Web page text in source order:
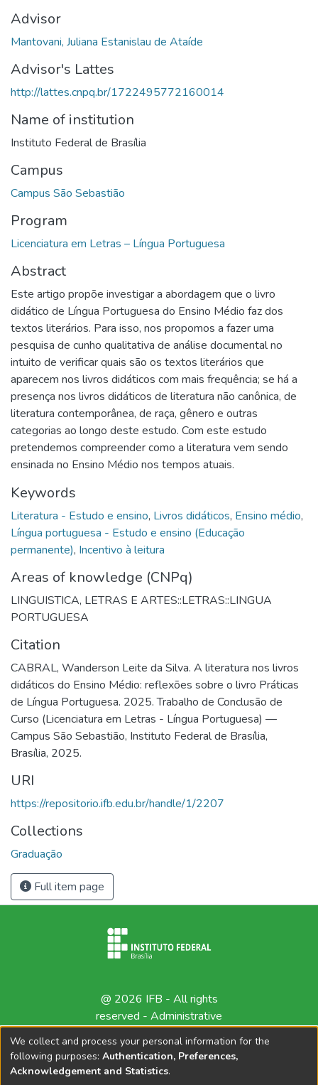
Advisor
Mantovani, Juliana Estanislau de Ataíde
Advisor's Lattes
http://lattes.cnpq.br/1722495772160014
Name of institution
Instituto Federal de Brasília
Campus
Campus São Sebastião
Program
Licenciatura em Letras – Língua Portuguesa
Abstract
Este artigo propõe investigar a abordagem que o livro
didático de Língua Portuguesa do Ensino Médio faz dos
textos literários. Para isso, nos propomos a fazer uma
pesquisa de cunho qualitativa de análise documental no
intuito de verificar quais são os textos literários que
aparecem nos livros didáticos com mais frequência; se há a
presença nos livros didáticos de literatura não canônica, de
literatura contemporânea, de raça, gênero e outras
categorias ao longo deste estudo. Com este estudo
pretendemos compreender como a literatura vem sendo
ensinada no Ensino Médio nos tempos atuais.
Keywords
Literatura - Estudo e ensino, Livros didáticos, Ensino médio,
Língua portuguesa - Estudo e ensino (Educação
permanente), Incentivo à leitura
Areas of knowledge (CNPq)
LINGUISTICA, LETRAS E ARTES::LETRAS::LINGUA
PORTUGUESA
Citation
CABRAL, Wanderson Leite da Silva. A literatura nos livros
didáticos do Ensino Médio: reflexões sobre o livro Práticas
de Língua Portuguesa. 2025. Trabalho de Conclusão de
Curso (Licenciatura em Letras - Língua Portuguesa) —
Campus São Sebastião, Instituto Federal de Brasília,
Brasília, 2025.
URI
https://repositorio.ifb.edu.br/handle/1/2207
Collections
Graduação
Full item page
@ 2026 IFB - All rights
reserved - Administrative
We collect and process your personal information for the
following purposes: Authentication, Preferences,
Acknowledgement and Statistics.